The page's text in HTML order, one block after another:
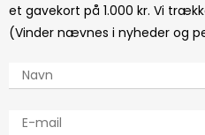
et gavekort på 1.000 kr. Vi
(Vinder nævnes i nyheder og